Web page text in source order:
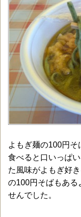
よもぎ麺の100円そ
食べると口いっぱ
た風味がよもぎ好
の100円そばもある
せんでした。